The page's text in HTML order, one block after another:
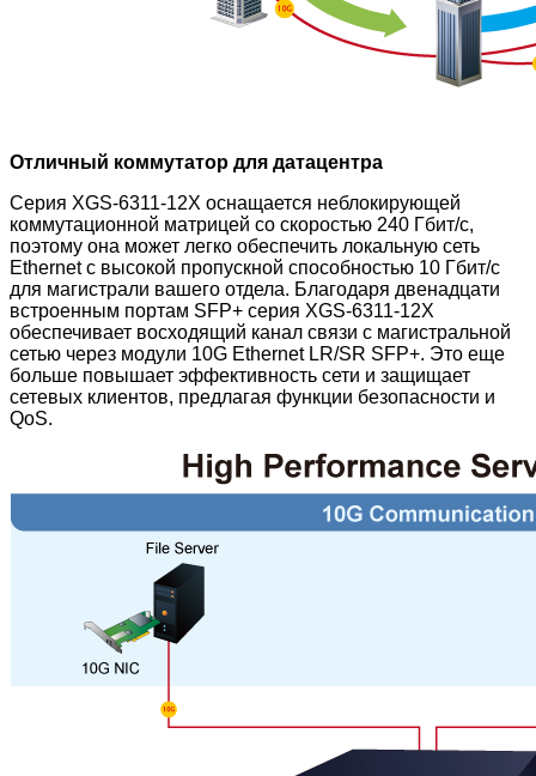
Отличный коммутатор для датацентра
Серия XGS-6311-12X оснащается неблокирующей
коммутационной матрицей со скоростью 240 Гбит/с,
поэтому она может легко обеспечить локальную сеть
Ethernet с высокой пропускной способностью 10 Гбит/с
для магистрали вашего отдела. Благодаря двенадцати
встроенным портам SFP+ серия XGS-6311-12X
обеспечивает восходящий канал связи с магистральной
сетью через модули 10G Ethernet LR/SR SFP+. Это еще
больше повышает эффективность сети и защищает
сетевых клиентов, предлагая функции безопасности и
QoS.